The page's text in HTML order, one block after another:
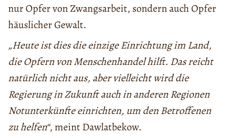
nur Opfer von Zwangsarbeit, sondern auch Opfer
häuslicher Gewalt.
„Heute ist dies die einzige Einrichtung im Land,
die Opfern von Menschenhandel hilft. Das reicht
natürlich nicht aus, aber vielleicht wird die
Regierung in Zukunft auch in anderen Regionen
Notunterkünfte einrichten, um den Betroffenen
zu helfen“, meint Dawlatbekow.